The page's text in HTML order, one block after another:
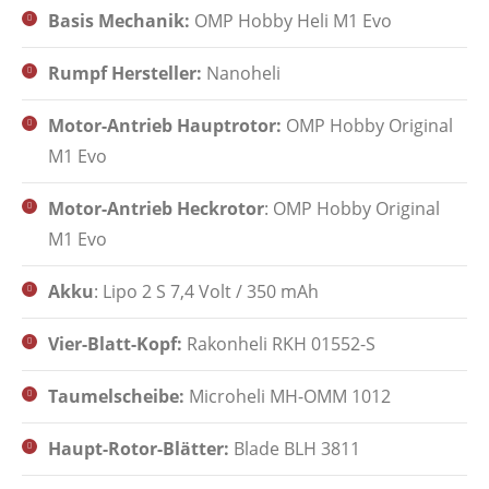
Basis Mechanik: OMP Hobby Heli M1 Evo
Rumpf Hersteller: Nanoheli
Motor-Antrieb Hauptrotor: OMP Hobby Original
M1 Evo
Motor-Antrieb Heckrotor: OMP Hobby Original
M1 Evo
Akku: Lipo 2 S 7,4 Volt / 350 mAh
Vier-Blatt-Kopf: Rakonheli RKH 01552-S
Taumelscheibe: Microheli MH-OMM 1012
Haupt-Rotor-Blätter: Blade BLH 3811